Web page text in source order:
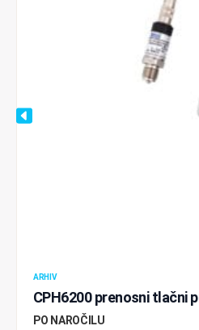
ARHIV
CPH6200 prenosni tlačni
PO NAROČILU